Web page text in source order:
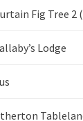
Fig Tree 2
Lodge